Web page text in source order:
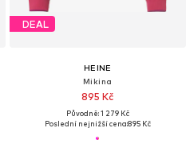
DEAL
HEINE
Mikina
895 Kč
Původně: 1 279 Kč
Poslední nejnižší cena:895 Kč